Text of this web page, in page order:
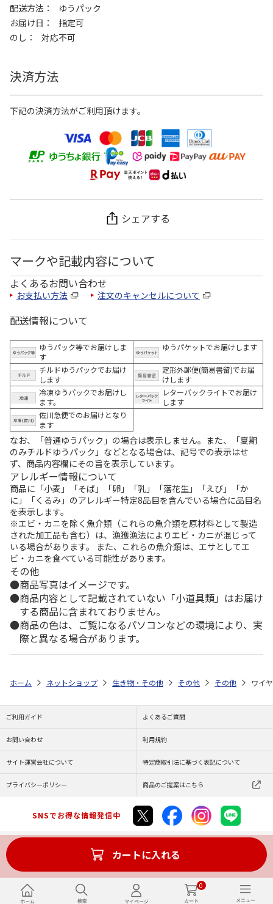
0
配送方法
ゆうパック
お届け日
指定可
のし
対応不可
決済方法
下記の決済方法がご利用頂けます。
シェアする
マークや記載内容について
よくあるお問い合わせ
お支払い方法 注文のキャンセルについて
配送情報について
ゆうパック等でお届けしま
す
ゆうパケットでお届けします
チルドゆうパックでお届け
します
定形外郵便(簡易書留)でお届
けします
冷凍ゆうパックでお届けし
ます。
レターパックライトでお届け
します
佐川急便でのお届けとなり
ます
なお、「普通ゆうパック」の場合は表示しません。また、「夏期
のみチルドゆうパック」などとなる場合は、記号での表示はせ
ず、商品内容欄にその旨を表示しています。
アレルギー情報について
商品に「小麦」「そば」「卵」「乳」「落花生」「えび」「か
に」「くるみ」のアレルギー特定8品目を含んでいる場合に品目名
を表示します。
※エビ・カニを除く魚介類（これらの魚介類を原材料として製造
された加工品も含む）は、漁獲漁法によりエビ・カニが混じって
いる場合があります。 また、これらの魚介類は、エサとしてエ
ビ・カニを食べている可能性があります。
その他
商品写真はイメージです。
商品内容として記載されていない「小道具類」はお届け
する商品に含まれておりません。
商品の色は、ご覧になるパソコンなどの環境により、実
際と異なる場合があります。
カートに入れる
ホーム ネットショップ 生き物・その他 その他 その他 ワイ
ご利用ガイド よくあるご質問
お問い合わせ 利用規約
サイト運営会社について 特定商取引法に基づく表記について
プライバシーポリシー 商品のご提案はこちら
SNSでお得な情報発信中